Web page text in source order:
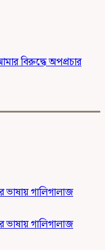
বিরুদ্ধে অপপ্রচার
ভাষায় গালিগালাজ
ভাষায় গালিগালাজ